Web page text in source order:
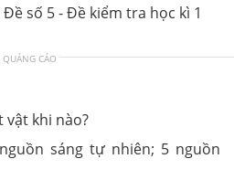
số 5 - Đề kiểm tra học kì 1
QUẢNG CÁO
vật khi nào?
sáng tự nhiên; 5 nguồn